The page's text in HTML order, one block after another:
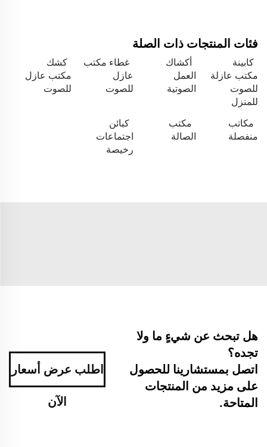
فئات المنتجات ذات الصلة
كابينة
مكتب عازلة
للصوت
للمنزل
أكشاك
العمل
الصوتية
غطاء مكتب
عازل
للصوت
كشك
مكتب عازل
للصوت
مكاتب
منفصلة
مكتب
الصالة
كبائن
اجتماعات
رخيصة
هل تبحث عن شيءٍ ما ولا
تجده؟
اتصل بمستشارينا للحصول
على مزيد من المنتجات
المتاحة.
اطلب عرض أسعار
الآن